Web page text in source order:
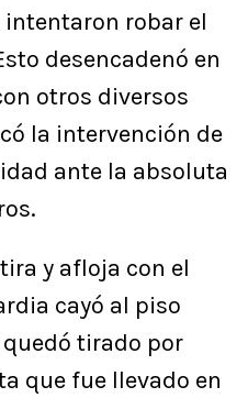
intentaron robar el
desencadenó en
otros diversos
la intervención de
ante la absoluta
y afloja con el
cayó al piso
tirado por
que fue llevado en